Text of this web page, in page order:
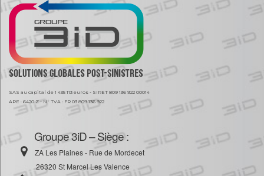
SAS au capital de 1 435 113 euros - SIRET 809 136 922 00014
APE : 6420 Z - N° TVA : FR 03 809 136 922
Groupe 3iD – Siège :
ZA Les Plaines - Rue de Mordecet
26320 St Marcel Les Valence